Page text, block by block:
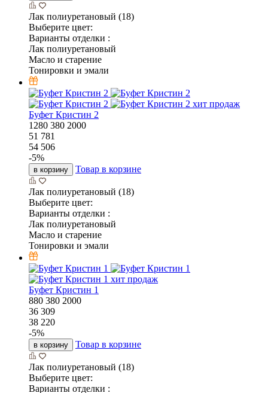
Лак полиуретановый (18)
Выберите цвет:
Варианты отделки :
Лак полиуретановый
Масло и старение
Тонировки и эмали
хит продаж
Буфет Кристин 2
1280 380 2000
51 781
54 506
-5%
в корзину Товар в корзине
Лак полиуретановый (18)
Выберите цвет:
Варианты отделки :
Лак полиуретановый
Масло и старение
Тонировки и эмали
хит продаж
Буфет Кристин 1
880 380 2000
36 309
38 220
-5%
в корзину Товар в корзине
Лак полиуретановый (18)
Выберите цвет:
Варианты отделки :